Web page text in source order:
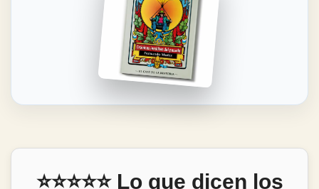
⭐⭐⭐⭐⭐ Lo que dicen los